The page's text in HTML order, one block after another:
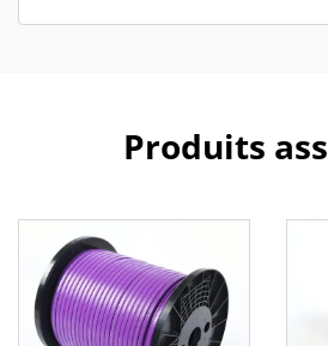
Produits